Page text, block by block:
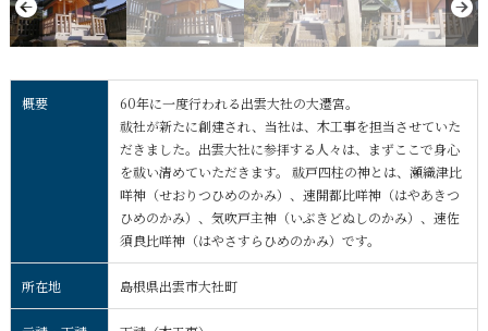
概要
60年に一度行われる出雲大社の大遷宮。
祓社が新たに創建され、当社は、木工事を担当させていた
だきました。出雲大社に参拝する人々は、まずここで身心
を祓い清めていただきます。 祓戸四柱の神とは、瀬織津比
咩神（せおりつひめのかみ）、速開都比咩神（はやあきつ
ひめのかみ）、気吹戸主神（いぶきどぬしのかみ）、速佐
須良比咩神（はやさすらひめのかみ）です。
所在地 島根県出雲市大社町